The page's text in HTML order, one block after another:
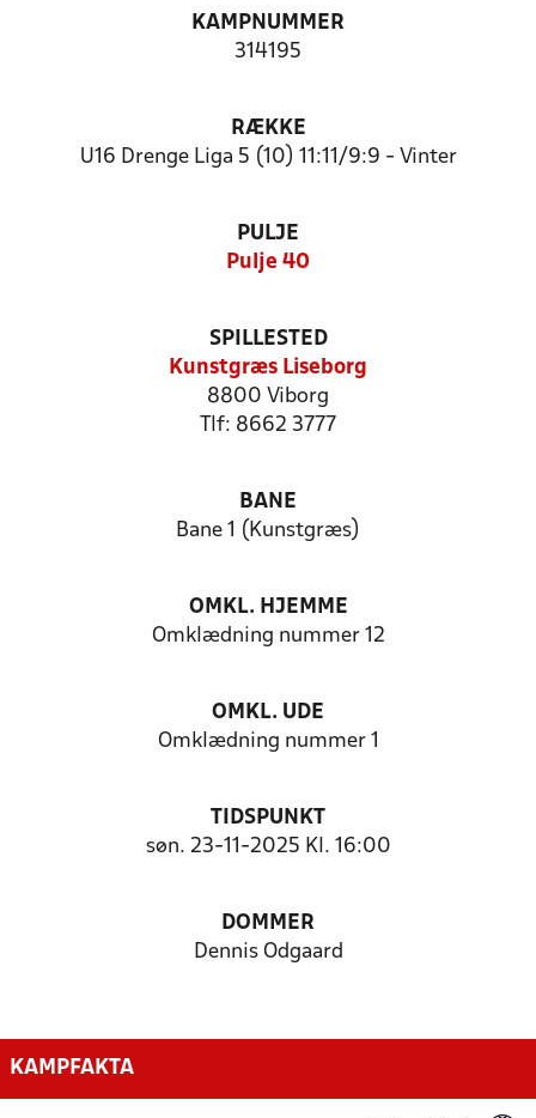
KAMPNUMMER
314195
RÆKKE
U16 Drenge Liga 5 (10) 11:11/9:9 - Vinter
PULJE
Pulje 40
SPILLESTED
Kunstgræs Liseborg
8800 Viborg
Tlf: 8662 3777
BANE
Bane 1 (Kunstgræs)
OMKL. HJEMME
Omklædning nummer 12
OMKL. UDE
Omklædning nummer 1
TIDSPUNKT
søn. 23-11-2025 Kl. 16:00
DOMMER
Dennis Odgaard
KAMPFAKTA